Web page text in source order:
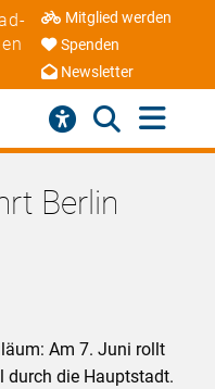
Mitglied werden
Spenden
Newsletter
Berlin
Am 7. Juni rollt
durch die Hauptstadt.